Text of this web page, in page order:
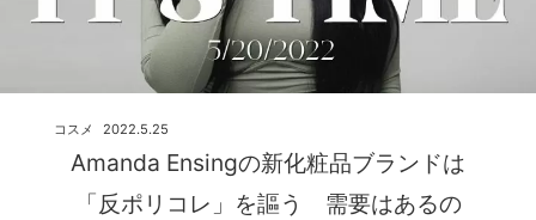
Amanda Ensingの新化粧品ブランドは
「反ポリコレ」を謳う 需要はあるの
2022.5.25
コスメ